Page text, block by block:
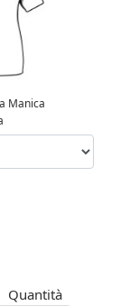
Manica
Quantità